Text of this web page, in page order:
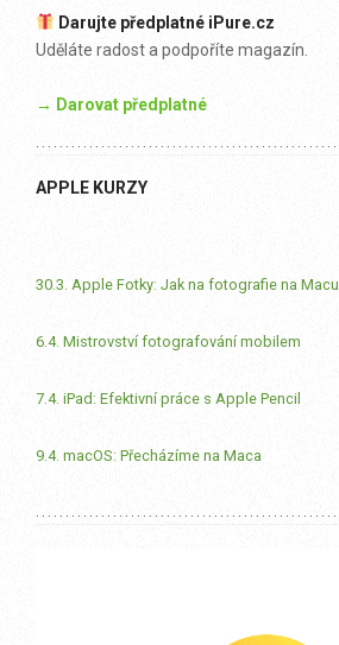
Darujte předplatné iPure.cz
Uděláte radost a podpoříte magazín.
→ Darovat předplatné
APPLE KURZY
30.3. Apple Fotky: Jak na fotografie na Macu
6.4. Mistrovství fotografování mobilem
7.4. iPad: Efektivní práce s Apple Pencil
9.4. macOS: Přecházíme na Maca